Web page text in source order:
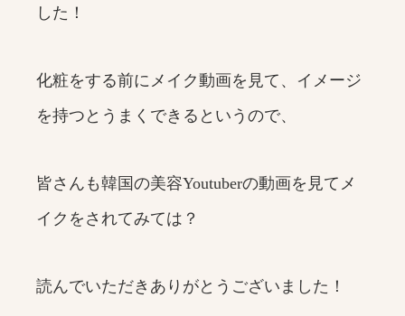
した！
化粧をする前にメイク動画を見て、イメージ
を持つとうまくできるというので、
皆さんも韓国の美容Youtuberの動画を見てメ
イクをされてみては？
読んでいただきありがとうございました！